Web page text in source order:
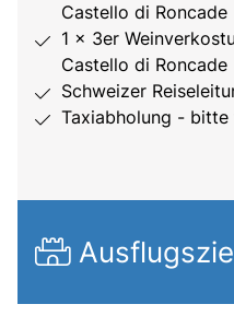
Castello di Roncade
1 x 3er
Castello di Roncade
Schweizer
Taxiabholung - bitte